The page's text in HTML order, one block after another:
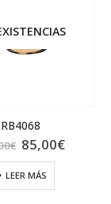
RB4068
€ El
precio
original
era:
129,00€.
85,00€El
precio
LEER MÁS